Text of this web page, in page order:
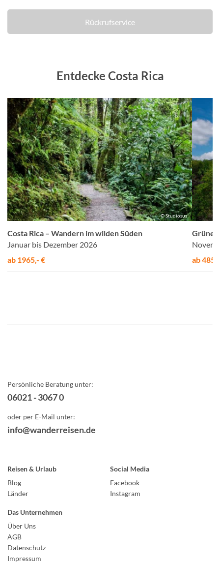
Rückrufservice
Entdecke Costa Rica
© Studiosus
Costa Rica – Wandern im wilden Süden
Januar bis Dezember 2026
ab 1965,- €
Grünes
ab
Persönliche Beratung unter:
06021 - 3067 0
oder per E-Mail unter:
info@wanderreisen.de
Reisen & Urlaub
Blog
Länder
Social Media
Facebook
Instagram
Das Unternehmen
Über Uns
AGB
Datenschutz
Impressum